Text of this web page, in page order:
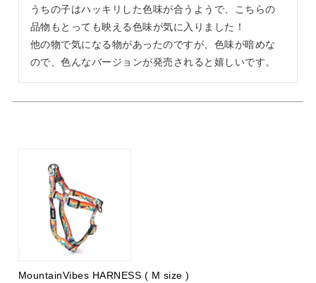
うちの子はハッキリした色味が合うようで、こちらの
品物もとっても映える色味が気に入りました！
他の物で気になる物があったのですが、色味が暗めな
ので、色んなバージョンが発売されると嬉しいです。
MountainVibes HARNESS ( M size )